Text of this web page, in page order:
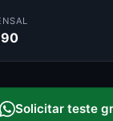
Solicitar teste